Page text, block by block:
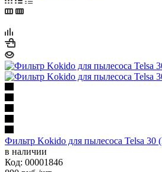
Фильтр Kokido для пылесоса Telsa 30
в наличии
Код: 00001846